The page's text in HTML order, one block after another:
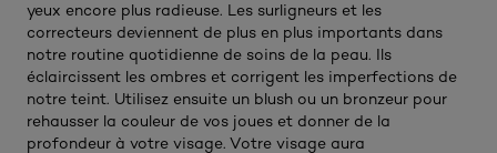
yeux encore plus radieuse. Les surligneurs et les
correcteurs deviennent de plus en plus importants dans
notre routine quotidienne de soins de la peau. Ils
éclaircissent les ombres et corrigent les imperfections de
notre teint. Utilisez ensuite un blush ou un bronzeur pour
rehausser la couleur de vos joues et donner de la
profondeur à votre visage. Votre visage aura